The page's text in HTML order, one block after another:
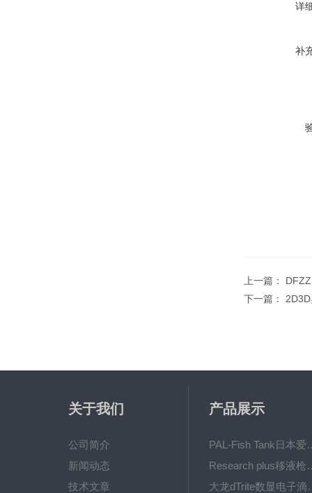
详
补
上一篇：
下一篇：
关于我们
公司简介
新闻动态
技术文章
产品展示
PAL-Fish Tank
Research plus
大龙dTrite